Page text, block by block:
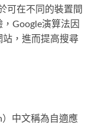
可在不同的裝置間
Google演算法因
站，進而提高搜尋
中文稱為自適應